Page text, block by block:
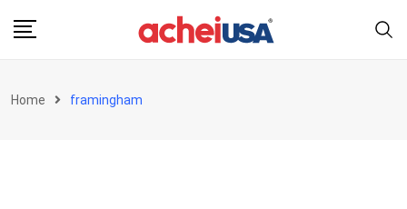
Home framingham